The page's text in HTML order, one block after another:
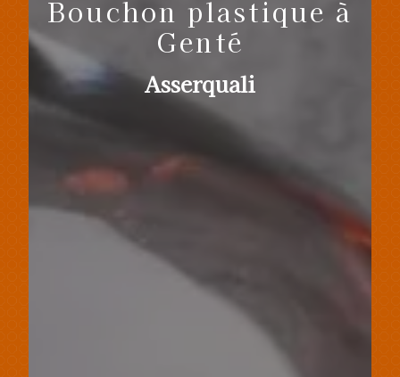
Bouchon plastique à
Genté
Asserquali